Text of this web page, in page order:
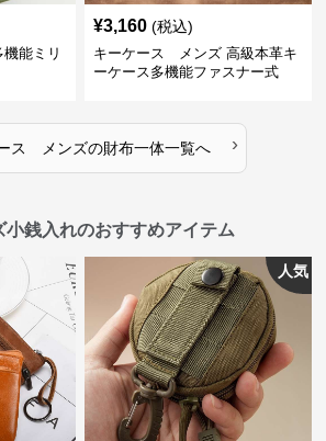
能ミリ
¥3,160 (税込)
キーケース メンズ 高級本革キ
ーケース多機能ファスナー式
ス メンズの財布一体一覧へ ›
銭入れのおすすめアイテム
人気